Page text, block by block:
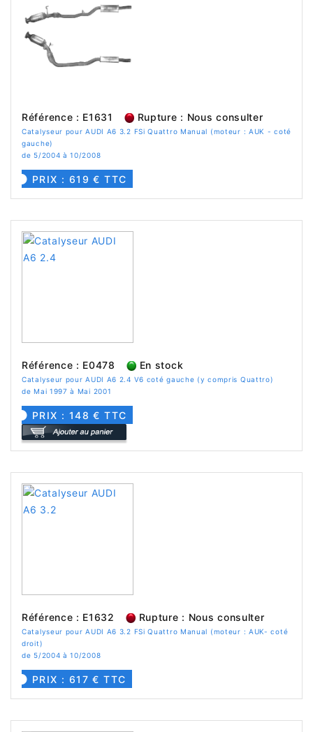
Référence : E1631 Rupture : Nous consulter
Catalyseur pour AUDI A6 3.2 FSi Quattro Manual (moteur : AUK - coté
gauche)
de 5/2004 à 10/2008
PRIX : 619 € TTC
Référence : E0478 En stock
Catalyseur pour AUDI A6 2.4 V6 coté gauche (y compris Quattro)
de Mai 1997 à Mai 2001
PRIX : 148 € TTC
Référence : E1632 Rupture : Nous consulter
Catalyseur pour AUDI A6 3.2 FSi Quattro Manual (moteur : AUK- coté
droit)
de 5/2004 à 10/2008
PRIX : 617 € TTC